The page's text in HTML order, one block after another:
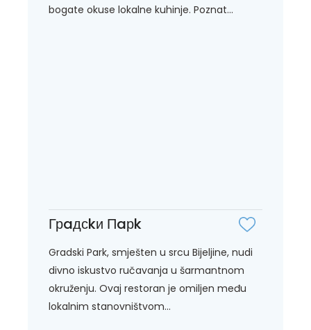
bogate okuse lokalne kuhinje. Poznat...
Грaдсkи Пaрk
Gradski Park, smješten u srcu Bijeljine, nudi
divno iskustvo ručavanja u šarmantnom
okruženju. Ovaj restoran je omiljen među
lokalnim stanovništvom...